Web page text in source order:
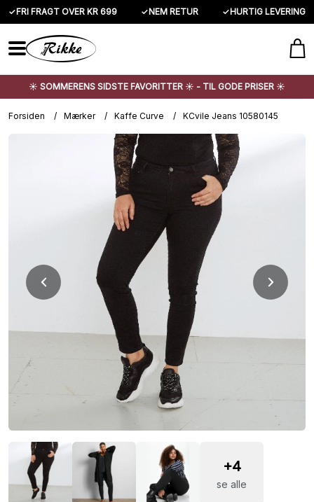
✓FRI FRAGT OVER KR 699 ✓NEM RETUR ✓HURTIG LEVERING
☀️ SOMMERENS SIDSTE FAVORITTER ☀️ - TIL GODE PRISER ☀️
Forsiden / Mærker / Kaffe Curve / KCvile Jeans 10580145
+4
se alle